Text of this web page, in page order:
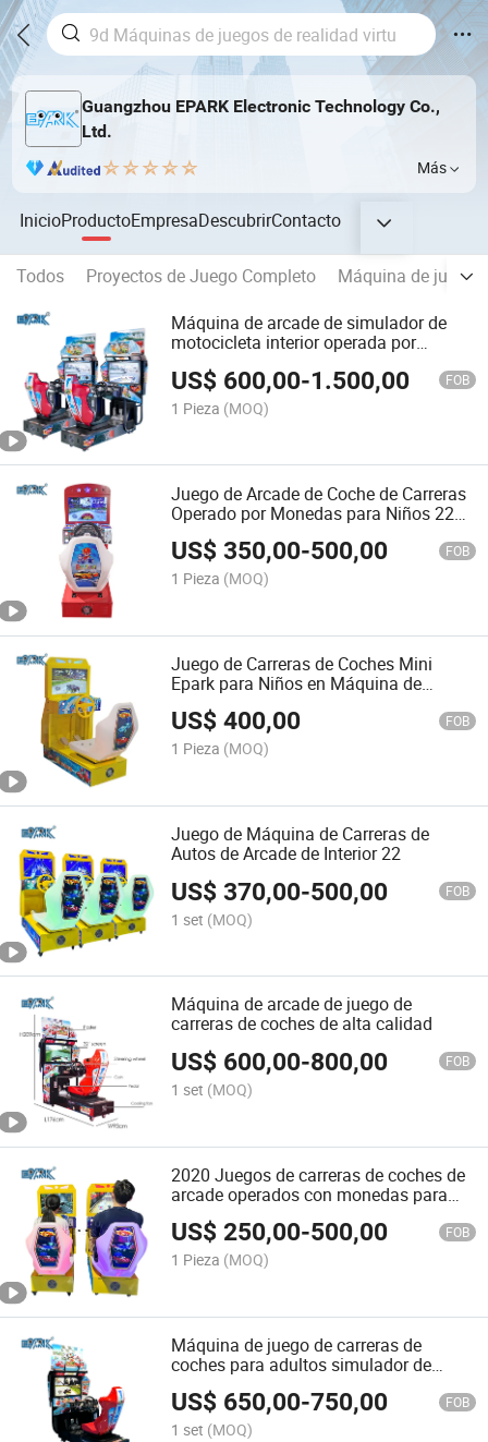
Guangzhou EPARK Electronic Technology Co.,
Ltd.
Más
InicioProductoEmpresaDescubrirContacto
Todos Proyectos de Juego Completo
Máquina de juego
Máquina de arcade de simulador de
motocicleta interior operada por
US$ 600,00-1.500,00 FOB
1 Pieza (MOQ)
Juego de Arcade de Coche de Carreras
Operado por Monedas para Niños 22
Máquina de Conducción de Coche de
Outrun en Parque de Diversiones
US$350,00-500,00 FOB
1 Pieza (MOQ)
Juego de Carreras de Coches Mini
Epark para Niños en Máquina de
Arcade de Diversión
US$400,00 FOB
1 Pieza (MOQ)
Juego de Máquina de Carreras de
Autos de Arcade de Interior 22
US$370,00-500,00 FOB
1 set (MOQ)
Máquina de arcade de juego de
carreras de coches de alta calidad
US$ 600,00-800,00 FOB
1 set (MOQ)
2020 Juegos de carreras de coches de
arcade operados con monedas para
niños
US$250,00-500,00 FOB
1 Pieza (MOQ)
Máquina de juego de carreras de
coches para adultos simulador de
moto HD Outrun popular 32"LCD 3D
US$ 650,00-750,00 FOB
1 set (MOQ)